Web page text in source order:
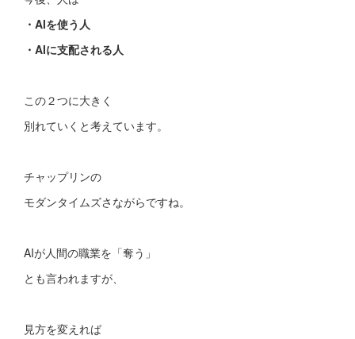
・AIを使う人
・AIに支配される人
この２つに大きく
別れていくと考えています。
チャップリンの
モダンタイムズさながらですね。
AIが人間の職業を「奪う」
とも言われますが、
見方を変えれば